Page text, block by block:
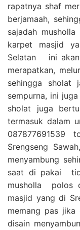
rapatnya shaf
berjamaah,
sajadah
karpet masjid
Selatan ini akan
merapatkan,
sehingga sholat
sempurna, ini
sholat juga
termasuk dalam
Srengseng
menyambung
saat di pakai
musholla polos
masjid yang di
memang pas
disain